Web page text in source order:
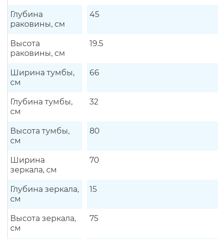
Глубина
раковины, см
45
Высота
раковины, см
19.5
Ширина тумбы,
см
66
Глубина тумбы,
см
32
Высота тумбы,
см
80
Ширина
зеркала, см
70
Глубина зеркала,
см
15
Высота зеркала,
см
75